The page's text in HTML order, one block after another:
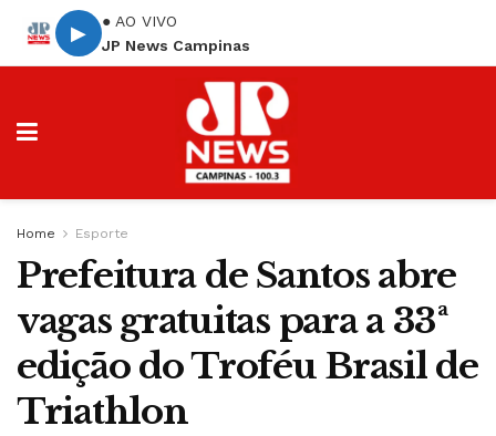
▶
● AO VIVO
JP News Campinas
Home Esporte
Prefeitura de Santos abre
vagas gratuitas para a 33ª
edição do Troféu Brasil de
Triathlon